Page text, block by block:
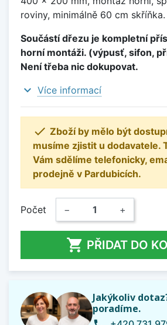
roviny, minimálně 60 cm skříňka.
Součástí dřezu je kompletní
horní montáži. (výpusť, sifon,
Není třeba nic dokupovat.
expand_more Více informací
 Zboží by mělo být
musíme zjistit u dodavatele.
Vám sdělíme telefonicky,
prodejně v Pardubicích.
Počet − +
 PŘIDAT DO
Jakýkoliv
poradíme.